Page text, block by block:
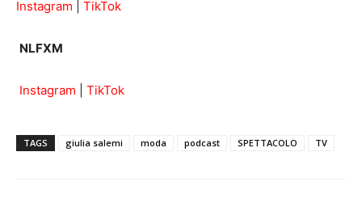
Instagram TikTok
NLFXM
Instagram TikTok
TAGS giulia salemi moda podcast SPETTACOLO TV